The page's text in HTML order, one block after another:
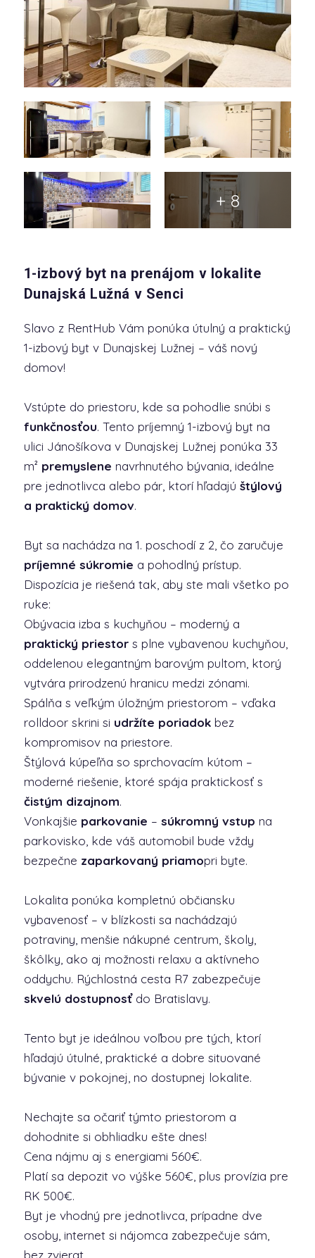
+ 8
1-izbový byt na prenájom v lokalite
Dunajská Lužná v Senci
Slavo z RentHub Vám ponúka útulný a praktický
1-izbový byt v Dunajskej Lužnej – váš nový
domov!
Vstúpte do priestoru, kde sa pohodlie snúbi s
funkčnosťou. Tento príjemný 1-izbový byt na
ulici Jánošíkova v Dunajskej Lužnej ponúka 33
m² premyslene navrhnutého bývania, ideálne
pre jednotlivca alebo pár, ktorí hľadajú štýlový
a praktický domov.
Byt sa nachádza na 1. poschodí z 2, čo zaručuje
príjemné súkromie a pohodlný prístup.
Dispozícia je riešená tak, aby ste mali všetko po
ruke:
Obývacia izba s kuchyňou – moderný a
praktický priestors plne vybavenou kuchyňou,
oddelenou elegantným barovým pultom, ktorý
vytvára prirodzenú hranicu medzi zónami.
Spálňa s veľkým úložným priestorom – vďaka
rolldoor skrini si udržíte poriadokbez
kompromisov na priestore.
Štýlová kúpeľňa so sprchovacím kútom –
moderné riešenie, ktoré spája praktickosť s
čistým dizajnom.
Vonkajšie parkovanie – súkromný vstup na
parkovisko, kde váš automobil bude vždy
bezpečne zaparkovaný priamopri byte.
Lokalita ponúka kompletnú občiansku
vybavenosť – v blízkosti sa nachádzajú
potraviny, menšie nákupné centrum, školy,
škôlky, ako aj možnosti relaxu a aktívneho
oddychu. Rýchlostná cesta R7 zabezpečuje
skvelú dostupnosťdo Bratislavy.
Tento byt je ideálnou voľbou pre tých, ktorí
hľadajú útulné, praktické a dobre situované
bývanie v pokojnej, no dostupnej lokalite.
Nechajte sa očariť týmto priestorom a
dohodnite si obhliadku ešte dnes!
Cena nájmu aj s energiami 560€.
Platí sa depozit vo výške 560€, plus provízia pre
RK 500€.
Byt je vhodný pre jednotlivca, prípadne dve
osoby, internet si nájomca zabezpečuje sám,
bez zvierat.